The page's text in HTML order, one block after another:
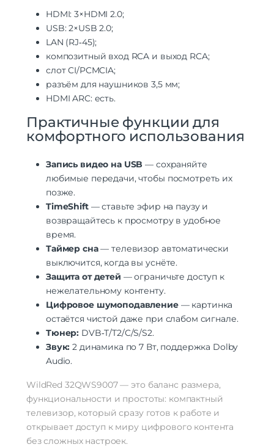
HDMI: 3×HDMI 2.0;
USB: 2×USB 2.0;
LAN (RJ‑45);
композитный вход RCA и выход RCA;
слот CI/PCMCIA;
разъём для наушников 3,5 мм;
HDMI ARC: есть.
Практичные функции для
комфортного использования
Запись видео на USB — сохраняйте
любимые передачи, чтобы посмотреть их
позже.
TimeShift— ставьте эфир на паузу и
возвращайтесь к просмотру в удобное
время.
Таймер сна— телевизор автоматически
выключится, когда вы уснёте.
Защита от детей — ограничьте доступ к
нежелательному контенту.
Цифровое шумоподавление— картинка
остаётся чистой даже при слабом сигнале.
Тюнер: DVB‑T/T2/C/S/S2.
Звук: 2 динамика по 7 Вт, поддержка Dolby
Audio.
WildRed 32QWS9007 — это баланс размера,
функциональности и простоты: компактный
телевизор, который сразу готов к работе и
открывает доступ к миру цифрового контента
без сложных настроек.